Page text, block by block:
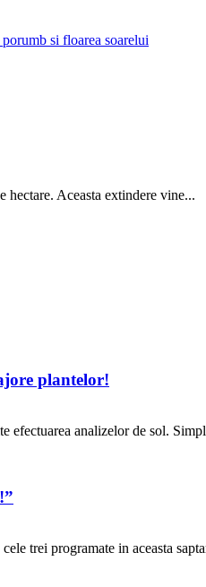
si floarea soarelui
hectare. Aceasta extindere vine...
plantelor!
efectuarea analizelor de sol.
trei programate in aceasta